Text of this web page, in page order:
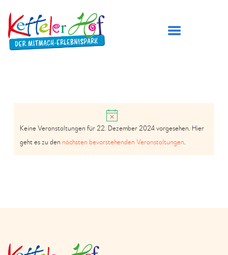
ÖFFNUNGSZEITEN
PREISE
H
i
n
Keine Veranstaltungen für 22. Dezember 2024 vorgesehen. Hier
geht es zu den nächsten bevorstehenden Veranstaltungen.
A
T